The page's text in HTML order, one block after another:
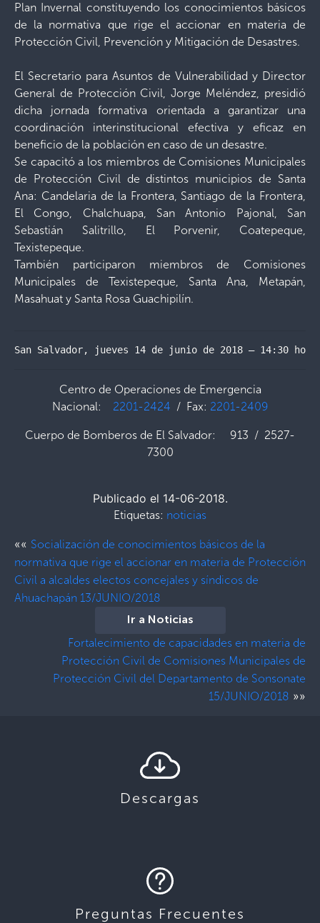
Plan Invernal constituyendo los conocimientos básicos
de la normativa que rige el accionar en materia de
Protección Civil, Prevención y Mitigación de Desastres.
El Secretario para Asuntos de Vulnerabilidad y Director
General de Protección Civil, Jorge Meléndez, presidió
dicha jornada formativa orientada a garantizar una
coordinación interinstitucional efectiva y eficaz en
beneficio de la población en caso de un desastre.
Se capacitó a los miembros de Comisiones Municipales
de Protección Civil de distintos municipios de Santa
Ana: Candelaria de la Frontera, Santiago de la Frontera,
El Congo, Chalchuapa, San Antonio Pajonal, San
Sebastián Salitrillo, El Porvenir, Coatepeque,
Texistepeque.
También participaron miembros de Comisiones
Municipales de Texistepeque, Santa Ana, Metapán,
Masahuat y Santa Rosa Guachipilín.
San Salvador, jueves 14 de junio de 2018 – 14:30
Centro de Operaciones de Emergencia
Nacional: 2201-2424 / Fax: 2201-2409
Cuerpo de Bomberos de El Salvador: 913 / 2527-
7300
Publicado el 14-06-2018.
Etiquetas: noticias
«« Socialización de conocimientos básicos de la
normativa que rige el accionar en materia de Protección
Civil a alcaldes electos concejales y síndicos de
Ahuachapán 13/JUNIO/2018
Ir a Noticias
Fortalecimiento de capacidades en materia de
Protección Civil de Comisiones Municipales de
Protección Civil del Departamento de Sonsonate
15/JUNIO/2018 »»
Descargas
Preguntas Frecuentes